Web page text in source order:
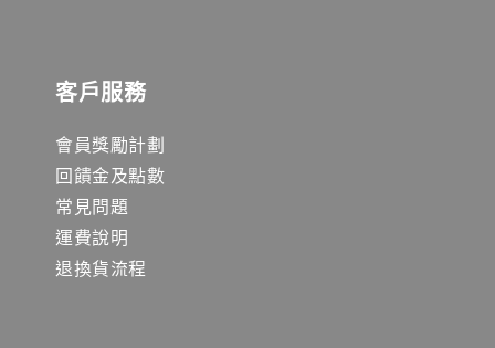
客戶服務
會員獎勵計劃
回饋金及點數
常見問題
運費說明
退換貨流程